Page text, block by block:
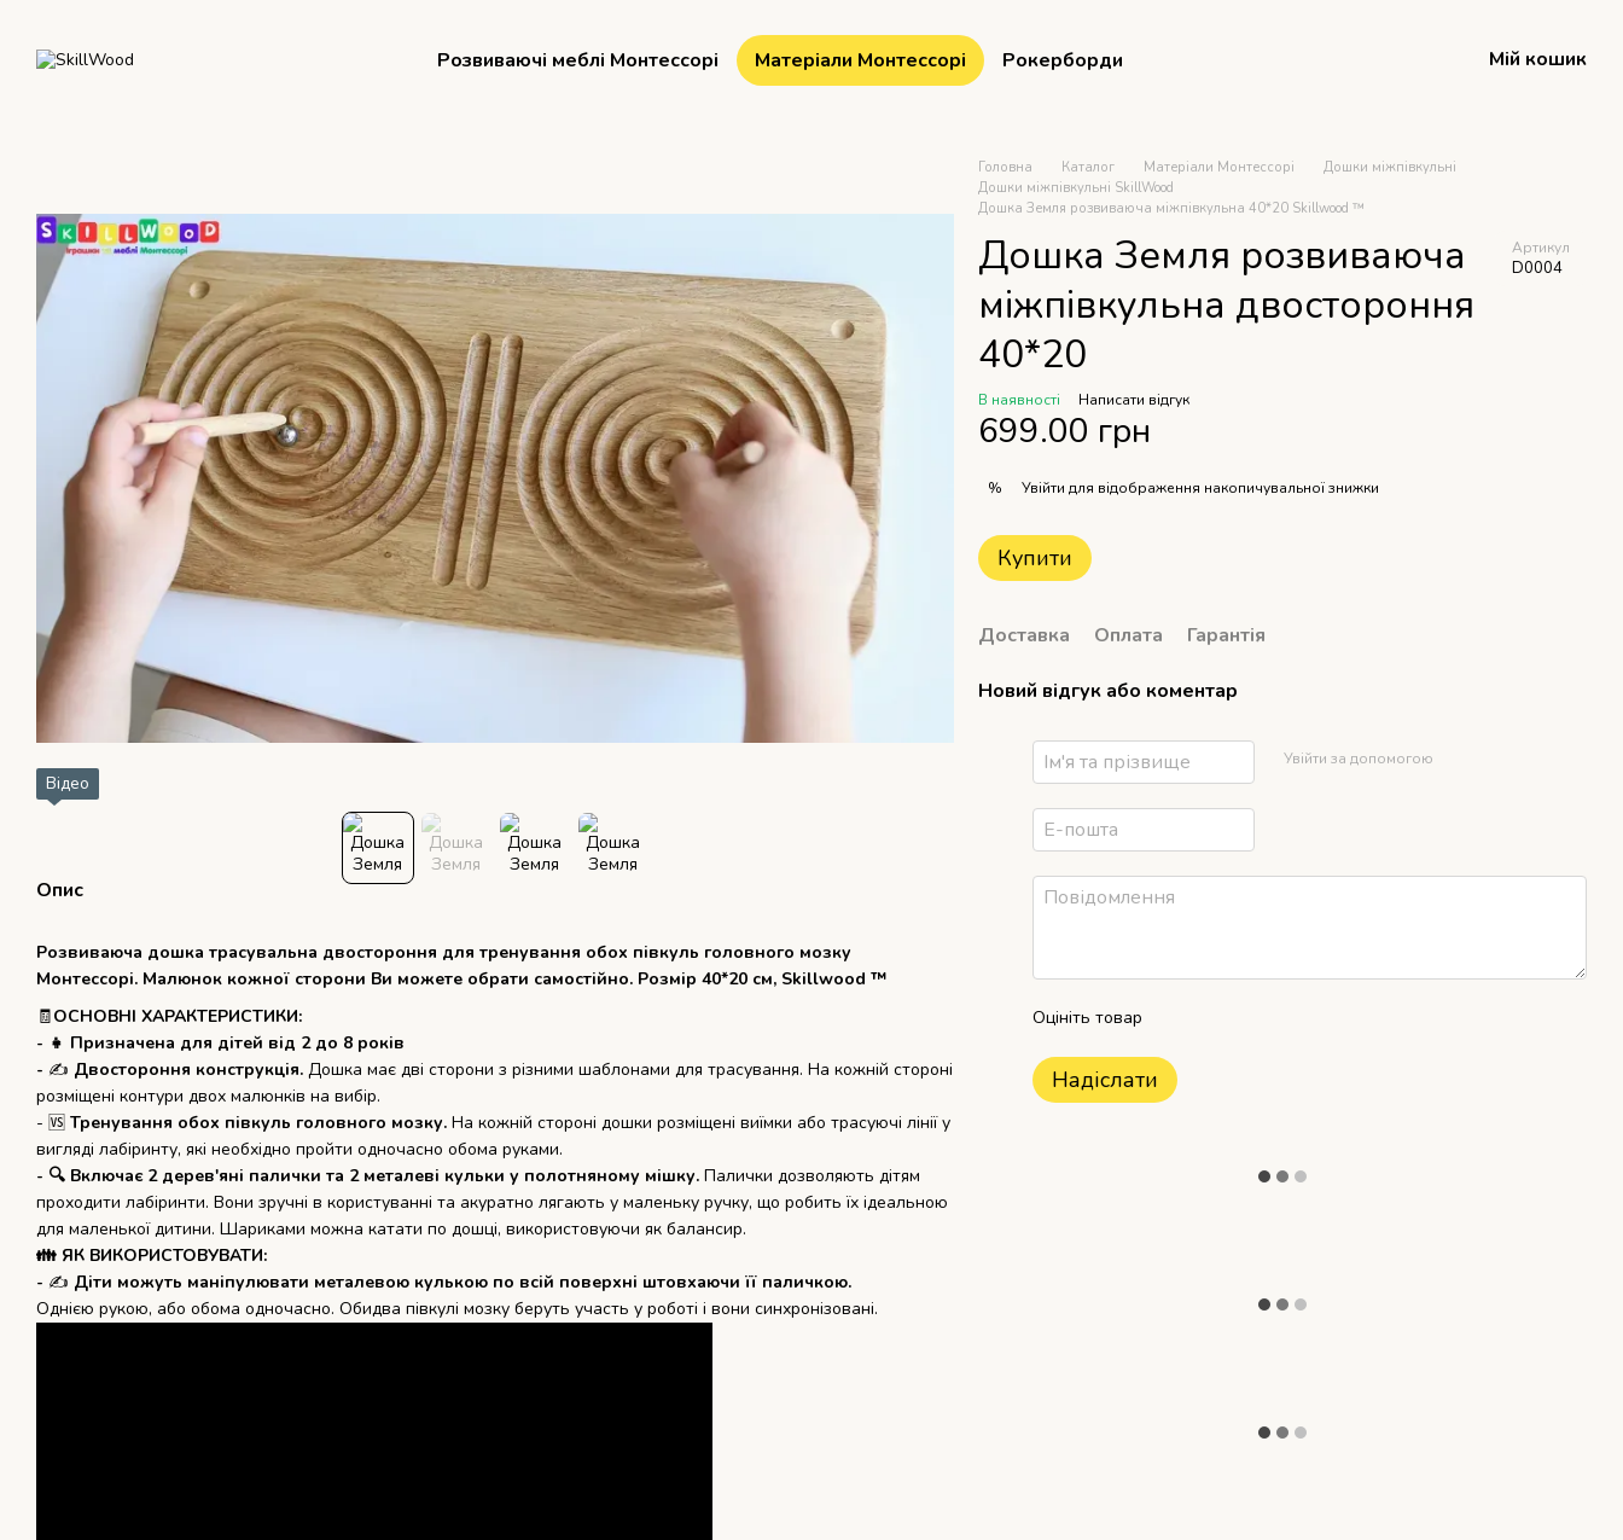
Розвиваючі меблі Монтессорі Матеріали Монтессорі Рокерборди Мій кошик
Відео
Опис
Розвиваюча дошка трасувальна двостороння для тренування обох півкуль головного мозку
Монтессорі. Малюнок кожної сторони Ви можете обрати самостійно. Розмір 40*20 см, Skillwood ™
🧾ОСНОВНІ ХАРАКТЕРИСТИКИ:
- 👧 Призначена для дітей від 2 до 8 років
- ✍ Двостороння конструкція. Дошка має дві сторони з різними шаблонами для трасування. На кожній стороні
розміщені контури двох малюнків на вибір.
- 🆚 Тренування обох півкуль головного мозку. На кожній стороні дошки розміщені виїмки або трасуючі лінії у
вигляді лабіринту, які необхідно пройти одночасно обома руками.
- 🔍 Включає 2 дерев'яні палички та 2 металеві кульки у полотняному мішку. Палички дозволяють дітям
проходити лабіринти. Вони зручні в користуванні та акуратно лягають у маленьку ручку, що робить їх ідеальною
для маленької дитини. Шариками можна катати по дошці, використовуючи як балансир.
👪 ЯК ВИКОРИСТОВУВАТИ:
- ✍ Діти можуть маніпулювати металевою кулькою по всій поверхні штовхаючи її паличкою.
Однією рукою, або обома одночасно. Обидва півкулі мозку беруть участь у роботі і вони синхронізовані.
Головна Каталог Матеріали Монтессорі
Дошки міжпівкульні
Дошки міжпівкульні SkillWood
Дошка Земля розвиваюча міжпівкульна 40*20 Skillwood ™
Дошка Земля розвиваюча
міжпівкульна двостороння
40*20
Артикул
D0004
В наявності Написати відгук
699.00 грн
% Увійти для відображення накопичувальної знижки
Купити
Доставка Оплата Гарантія
Новий відгук або коментар
Увійти за допомогою
Оцініть товар
Надіслати